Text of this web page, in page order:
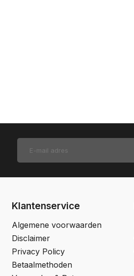
Klantenservice
Algemene voorwaarden
Disclaimer
Privacy Policy
Betaalmethoden